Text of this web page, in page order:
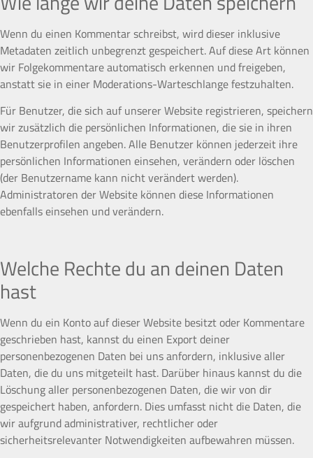
Wenn du einen Kommentar schreibst, wird dieser inklusive
Metadaten zeitlich unbegrenzt gespeichert. Auf diese Art können
wir Folgekommentare automatisch erkennen und freigeben,
anstatt sie in einer Moderations-Warteschlange festzuhalten.
Für Benutzer, die sich auf unserer Website registrieren, speichern
wir zusätzlich die persönlichen Informationen, die sie in ihren
Benutzerprofilen angeben. Alle Benutzer können jederzeit ihre
persönlichen Informationen einsehen, verändern oder löschen
(der Benutzername kann nicht verändert werden).
Administratoren der Website können diese Informationen
ebenfalls einsehen und verändern.
Welche Rechte du an deinen Daten
hast
Wenn du ein Konto auf dieser Website besitzt oder Kommentare
geschrieben hast, kannst du einen Export deiner
personenbezogenen Daten bei uns anfordern, inklusive aller
Daten, die du uns mitgeteilt hast. Darüber hinaus kannst du die
Löschung aller personenbezogenen Daten, die wir von dir
gespeichert haben, anfordern. Dies umfasst nicht die Daten, die
wir aufgrund administrativer, rechtlicher oder
sicherheitsrelevanter Notwendigkeiten aufbewahren müssen.